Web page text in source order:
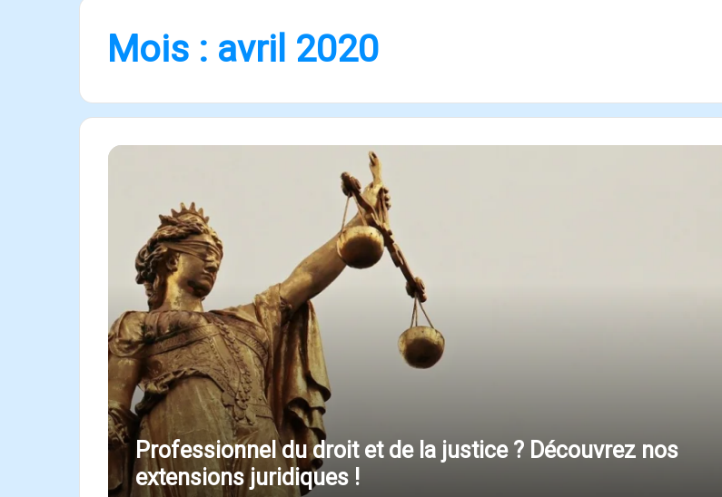
Mois : avril 2020
Professionnel du droit et de la justice ? Découvrez nos
extensions juridiques !